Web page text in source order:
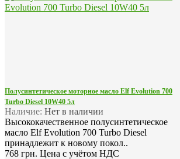
Полусинтетическое моторное масло Elf Evolution 700
Turbo Diesel 10W40 5л
Наличие: Нет в наличии
Высококачественное полусинтетическое
масло Elf Evolution 700 Turbo Diesel
принадлежит к новому покол..
768 грн. Цена с учётом НДС